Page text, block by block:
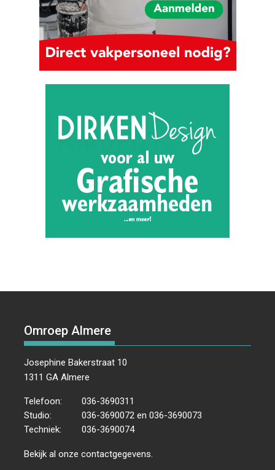
Omroep Almere
Josephine Bakerstraat 10
1311 GA Almere
Telefoon:
036-3690311
Studio:
036-3690072 en 036-3690073
Techniek:
036-3690074
Bekijk al onzecontactgegevens